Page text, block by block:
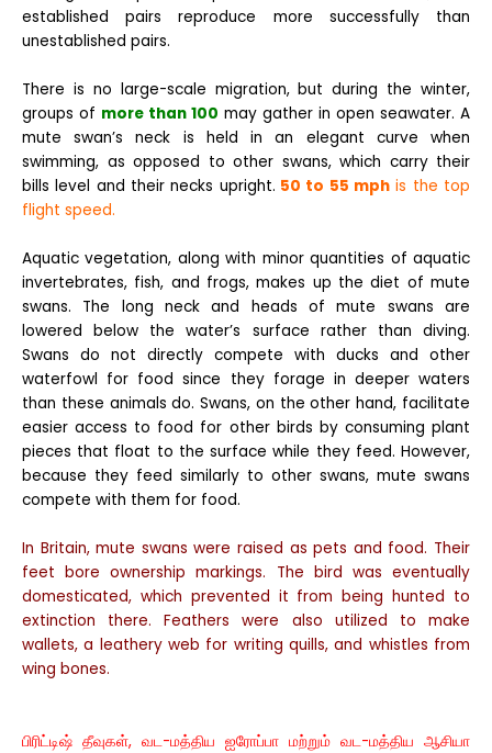
established pairs reproduce more successfully than
unestablished pairs.
There is no large-scale migration, but during the winter,
groups of more than 100 may gather in open seawater. A
mute swan’s neck is held in an elegant curve when
swimming, as opposed to other swans, which carry their
bills level and their necks upright. 50 to 55 mph is the top
flight speed.
Aquatic vegetation, along with minor quantities of aquatic
invertebrates, fish, and frogs, makes up the diet of mute
swans. The long neck and heads of mute swans are
lowered below the water’s surface rather than diving.
Swans do not directly compete with ducks and other
waterfowl for food since they forage in deeper waters
than these animals do. Swans, on the other hand, facilitate
easier access to food for other birds by consuming plant
pieces that float to the surface while they feed. However,
because they feed similarly to other swans, mute swans
compete with them for food.
In Britain, mute swans were raised as pets and food. Their
feet bore ownership markings. The bird was eventually
domesticated, which prevented it from being hunted to
extinction there. Feathers were also utilized to make
wallets, a leathery web for writing quills, and whistles from
wing bones.
பிரிட்டிஷ் தீவுகள், வட-மத்திய ஐரோப்பா மற்றும் வட-மத்திய ஆசியா